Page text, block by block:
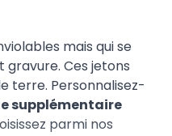
mais qui se
gravure. Ces jetons
terre. Personnalisez-
supplémentaire
parmi nos